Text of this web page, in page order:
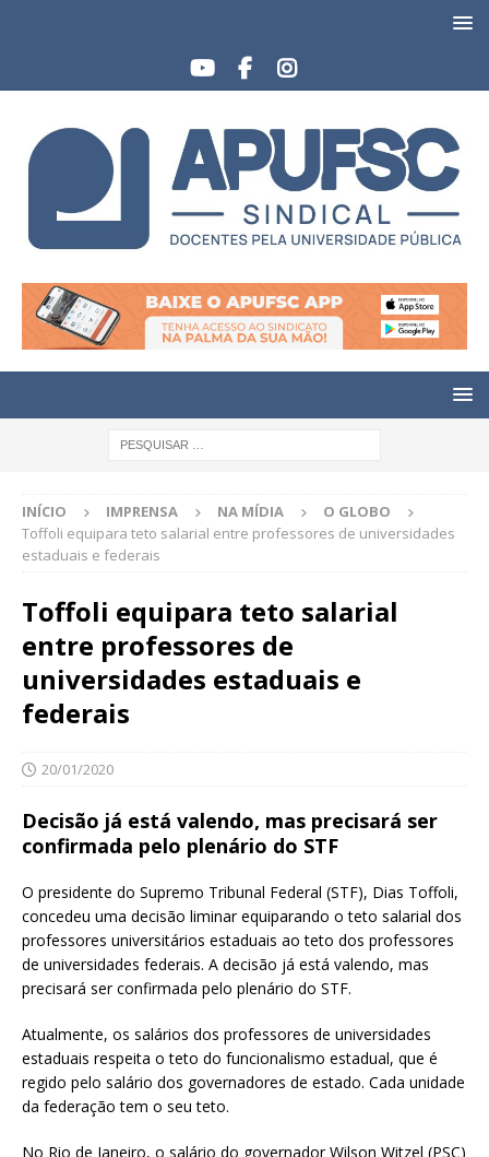
INÍCIO IMPRENSA NA MÍDIA
O GLOBO
Toffoli equipara teto salarial entre professores de universidades
estaduais e federais
Toffoli equipara teto salarial
entre professores de
universidades estaduais e
federais
20/01/2020
Decisão já está valendo, mas precisará ser
confirmada pelo plenário do STF
O presidente do Supremo Tribunal Federal (STF), Dias Toffoli,
concedeu uma decisão liminar equiparando o teto salarial dos
professores universitários estaduais ao teto dos professores
de universidades federais. A decisão já está valendo, mas
precisará ser confirmada pelo plenário do STF.
Atualmente, os salários dos professores de universidades
estaduais respeita o teto do funcionalismo estadual, que é
regido pelo salário dos governadores de estado. Cada unidade
da federação tem o seu teto.
No Rio de Janeiro, o salário do governador Wilson Witzel (PSC)